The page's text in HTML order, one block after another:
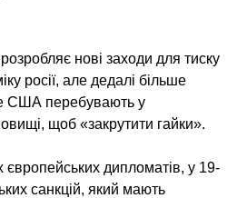
нові заходи для тиску
росії, але дедалі більше
США перебувають у
щоб «закрутити гайки».
дипломатів, у 19-
санкцій, який мають